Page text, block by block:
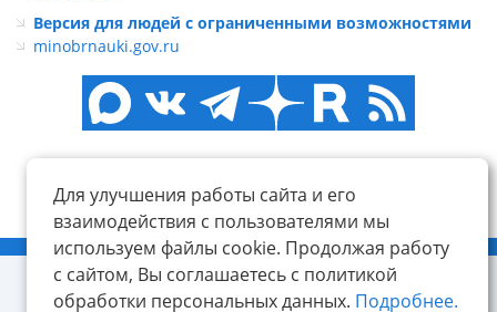
Для улучшения работы сайта и его
взаимодействия с пользователями мы
используем файлы cookie. Продолжая работу
с сайтом, Вы соглашаетесь с политикой
обработки персональных данных. Подробнее.
Версия для людей с ограниченными возможностями
minobrnauki.gov.ru
© ФГБОУ ВО «КнАГУ», 2014-2026